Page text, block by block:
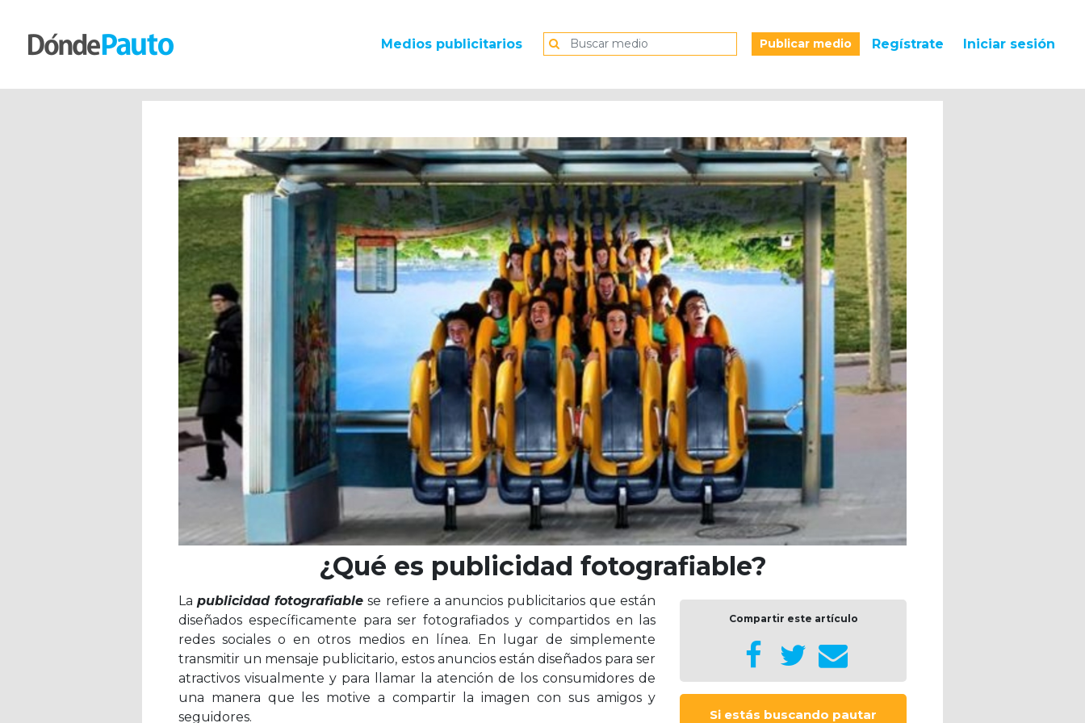
Medios publicitarios Publicar medio Regístrate Iniciar sesión
¿Qué es publicidad fotografiable?
Lapublicidad fotografiable se refiere a anuncios publicitarios que están
diseñados específicamente para ser fotografiados y compartidos en las
redes sociales o en otros medios en línea. En lugar de simplemente
transmitir un mensaje publicitario, estos anuncios están diseñados para ser
atractivos visualmente y para llamar la atención de los consumidores de
una manera que les motive a compartir la imagen con sus amigos y
seguidores.
Compartir este artículo
Si estás buscando pautar